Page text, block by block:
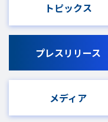
トピックス
プレスリリース
メディア